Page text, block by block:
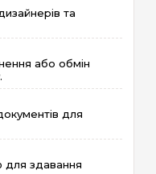
та
або обмін
для
для здавання